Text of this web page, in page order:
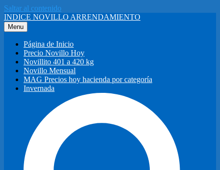
Saltar al contenido
INDICE NOVILLO ARRENDAMIENTO
Menu
Página de Inicio
Precio Novillo Hoy
Novillito 401 a 420 kg
Novillo Mensual
MAG Precios hoy hacienda por categoría
Invernada